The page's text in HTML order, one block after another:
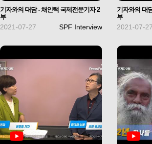
기자와의 대담 - 채인택 국제전문기자 2
부
2021-07-27 SPF Interview
기자와의 대
부
2021-07-27